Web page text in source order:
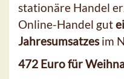
stationäre Handel
Online-Handel gut
Jahresumsatzesim
472 Euro für